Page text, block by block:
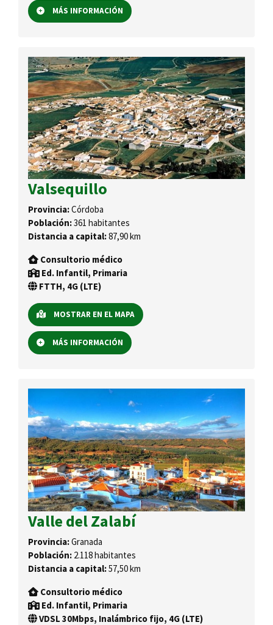
MÁS INFORMACIÓN
Valsequillo
Provincia:Córdoba
Población:361 habitantes
Distancia a capital:87,90 km
Consultorio médico
Ed. Infantil, Primaria
FTTH, 4G (LTE)
MOSTRAR EN EL MAPA
MÁS INFORMACIÓN
Valle del Zalabí
Provincia:Granada
Población: 2.118 habitantes
Distancia a capital:57,50 km
Consultorio médico
Ed. Infantil, Primaria
VDSL 30Mbps, Inalámbrico fijo, 4G (LTE)